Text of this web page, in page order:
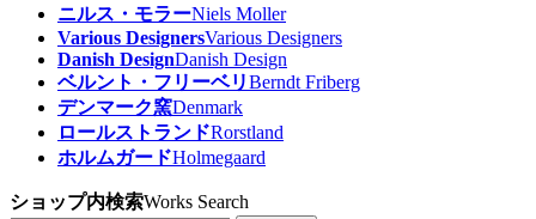
ニルス・モラーNiels Moller
Various DesignersVarious Designers
Danish DesignDanish Design
ベルント・フリーベリBerndt Friberg
デンマーク窯Denmark
ロールストランドRorstland
ホルムガードHolmegaard
ショップ内検索Works Search